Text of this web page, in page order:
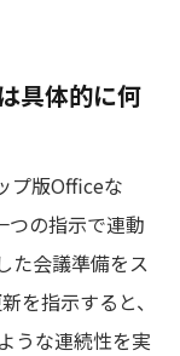
具体的に何
プ版Officeな
つの指示で連動
た会議準備をス
を指示すると、
うな連続性を実